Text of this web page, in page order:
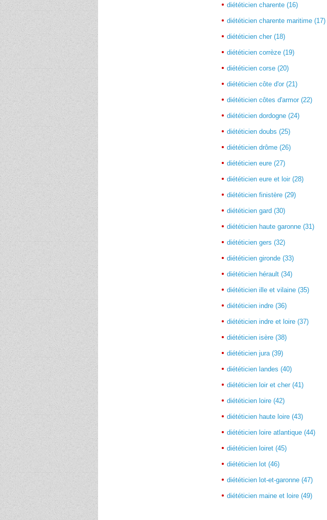
diététicien charente (16)
diététicien charente maritime (17)
diététicien cher (18)
diététicien corrèze (19)
diététicien corse (20)
diététicien côte d'or (21)
diététicien côtes d'armor (22)
diététicien dordogne (24)
diététicien doubs (25)
diététicien drôme (26)
diététicien eure (27)
diététicien eure et loir (28)
diététicien finistère (29)
diététicien gard (30)
diététicien haute garonne (31)
diététicien gers (32)
diététicien gironde (33)
diététicien hérault (34)
diététicien ille et vilaine (35)
diététicien indre (36)
diététicien indre et loire (37)
diététicien isère (38)
diététicien jura (39)
diététicien landes (40)
diététicien loir et cher (41)
diététicien loire (42)
diététicien haute loire (43)
diététicien loire atlantique (44)
diététicien loiret (45)
diététicien lot (46)
diététicien lot-et-garonne (47)
diététicien maine et loire (49)